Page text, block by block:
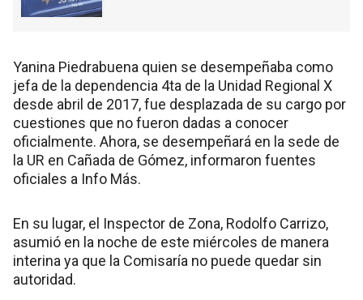
Yanina Piedrabuena quien se desempeñaba como
jefa de la dependencia 4ta de la Unidad Regional X
desde abril de 2017, fue desplazada de su cargo por
cuestiones que no fueron dadas a conocer
oficialmente. Ahora, se desempeñará en la sede de
la UR en Cañada de Gómez, informaron fuentes
oficiales a Info Más.
En su lugar, el Inspector de Zona, Rodolfo Carrizo,
asumió en la noche de este miércoles de manera
interina ya que la Comisaría no puede quedar sin
autoridad.